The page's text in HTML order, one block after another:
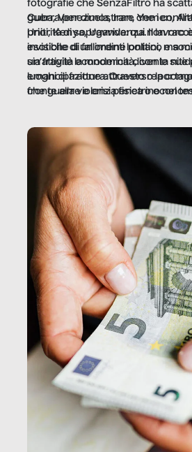
fotografie che SenzaFiltro ha
guerra per dimostrare che i
priorità di sopravvivenza. Il lavoro
invisibile di un ordine politico e
un’attività economica: diventa
luoghi di frattura. Questo
che guerre e crisi penetrino nel
Cuba, Venezuela, Iran, Yemen,
Uniti, Kenya, Uganda: qui non
esotiche di fallimenti lontani, ma
sia fragile la modernità, con le
emancipazione attraverso la
fronte alla violenza fisica o